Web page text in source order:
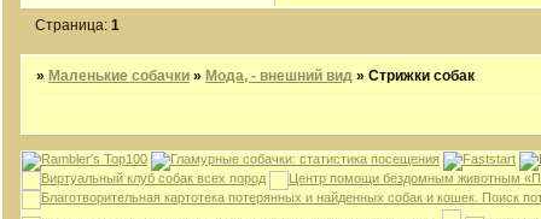
Страница:1
» Маленькие собачки » Мода, - внешний вид »Стрижки собак